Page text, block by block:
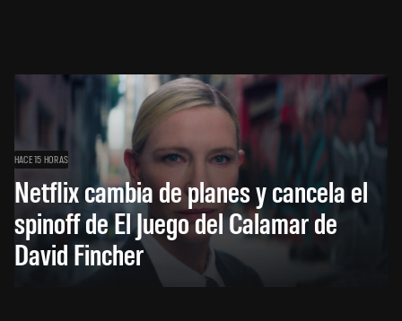
HACE 15 HORAS
Netflix cambia de planes y cancela el
spinoff de El Juego del Calamar de
David Fincher